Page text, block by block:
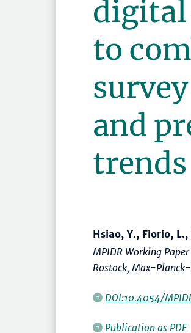
digital
to
and
trends
Hsiao, Y., Fiorio,
MPIDR Working
Rostock, Max-
DOI:10.4054/
Publication as PDF